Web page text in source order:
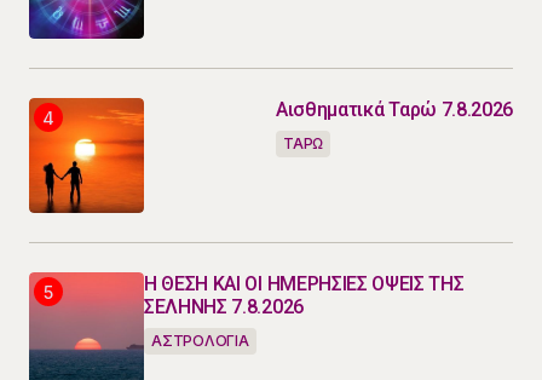
Αισθηματικά Ταρώ 7.8.2026
ΤΑΡΩ
Η ΘΕΣΗ ΚΑΙ ΟΙ ΗΜΕΡΗΣΙΕΣ ΟΨΕΙΣ ΤΗΣ
ΣΕΛΗΝΗΣ 7.8.2026
ΑΣΤΡΟΛΟΓΙΑ